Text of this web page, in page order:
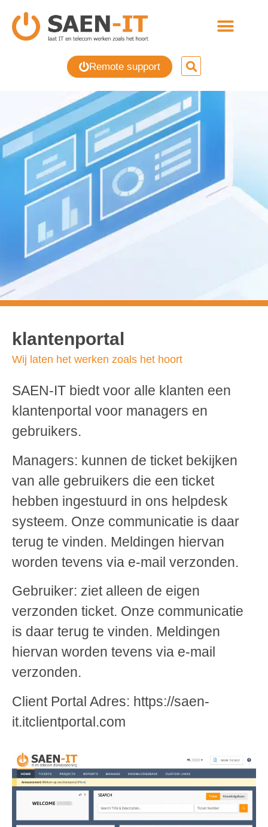
Remote support
Klantenportal
klantenportal
Wij laten het werken zoals het hoort
SAEN-IT biedt voor alle klanten een
klantenportal voor managers en
gebruikers.
Managers: kunnen de ticket bekijken
van alle gebruikers die een ticket
hebben ingestuurd in ons helpdesk
systeem. Onze communicatie is daar
terug te vinden. Meldingen hiervan
worden tevens via e-mail verzonden.
Gebruiker: ziet alleen de eigen
verzonden ticket. Onze communicatie
is daar terug te vinden. Meldingen
hiervan worden tevens via e-mail
verzonden.
Client Portal Adres: https://saen-
it.itclientportal.com